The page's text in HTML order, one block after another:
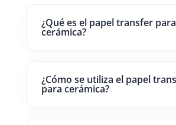
¿Qué es el papel transfer para
cerámica?
¿Cómo se utiliza el papel
para cerámica?